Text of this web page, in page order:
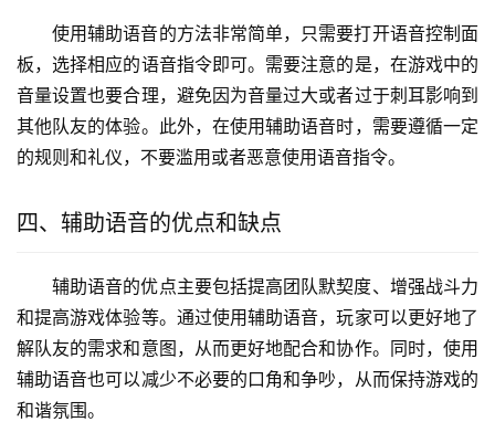
使用辅助语音的方法非常简单，只需要打开语音控制面
板，选择相应的语音指令即可。需要注意的是，在游戏中的
音量设置也要合理，避免因为音量过大或者过于刺耳影响到
其他队友的体验。此外，在使用辅助语音时，需要遵循一定
的规则和礼仪，不要滥用或者恶意使用语音指令。
四、辅助语音的优点和缺点
辅助语音的优点主要包括提高团队默契度、增强战斗力
和提高游戏体验等。通过使用辅助语音，玩家可以更好地了
解队友的需求和意图，从而更好地配合和协作。同时，使用
辅助语音也可以减少不必要的口角和争吵，从而保持游戏的
和谐氛围。